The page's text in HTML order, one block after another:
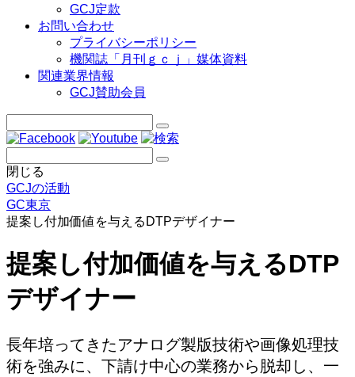
GCJ定款
お問い合わせ
プライバシーポリシー
機関誌「月刊ｇｃｊ」媒体資料
関連業界情報
GCJ賛助会員
閉じる
GCJの活動
GC東京
提案し付加価値を与えるDTPデザイナー
提案し付加価値を与えるDTP
デザイナー
長年培ってきたアナログ製版技術や画像処理技
術を強みに、下請け中心の業務から脱却し、一